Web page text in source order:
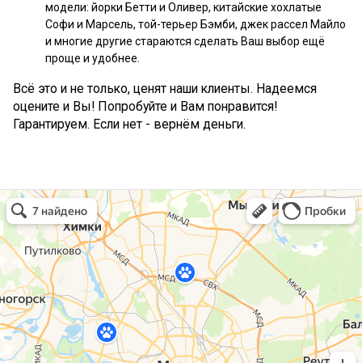
модели: йорки Бетти и Оливер, китайские хохлатые
Софи и Марсель, той-терьер Бэмби, джек рассел Майло
и многие другие стараются сделать Ваш выбор ещё
проще и удобнее.
Всё это и не только, ценят наши клиенты. Надеемся
оцените и Вы! Попробуйте и Вам понравится!
Гарантируем. Если нет - вернём деньги.